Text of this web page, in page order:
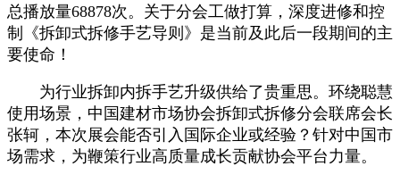
总播放量68878次。关于分会工做打算，深度进修和控
制《拆卸式拆修手艺导则》是当前及此后一段期间的主
要使命！
为行业拆卸内拆手艺升级供给了贵重思。环绕聪慧
使用场景，中国建材市场协会拆卸式拆修分会联席会长
张轲，本次展会能否引入国际企业或经验？针对中国市
场需求，为鞭策行业高质量成长贡献协会平台力量。